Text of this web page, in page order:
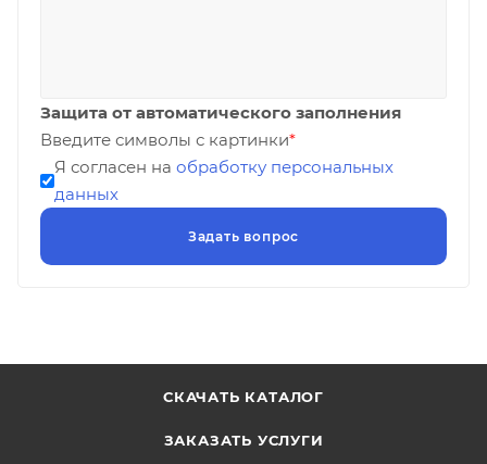
Защита от автоматического заполнения
Введите символы с картинки*
Я согласен на обработку персональных
данных
СКАЧАТЬ КАТАЛОГ
ЗАКАЗАТЬ УСЛУГИ